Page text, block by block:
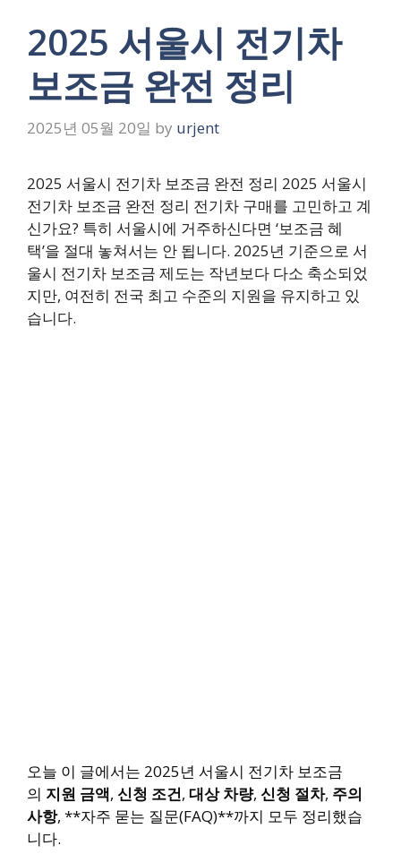
2025 서울시 전기차
보조금 완전 정리
2025년 05월 20일 by urjent
2025 서울시 전기차 보조금 완전 정리 2025 서울시
전기차 보조금 완전 정리 전기차 구매를 고민하고 계
신가요? 특히 서울시에 거주하신다면 ‘보조금 혜
택’을 절대 놓쳐서는 안 됩니다. 2025년 기준으로 서
울시 전기차 보조금 제도는 작년보다 다소 축소되었
지만, 여전히 전국 최고 수준의 지원을 유지하고 있
습니다.
오늘 이 글에서는 2025년 서울시 전기차 보조금
의 지원 금액, 신청 조건, 대상 차량, 신청 절차, 주의
사항, **자주 묻는 질문(FAQ)**까지 모두 정리했습
니다.